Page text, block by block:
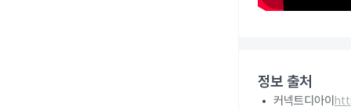
정보 출처
커넥트디아이